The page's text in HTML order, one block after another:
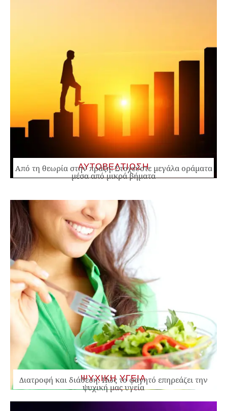
ΑΥΤΟΒΕΛΤΙΩΣΗ
Από τη θεωρία στην πράξη: Στοχεύστε μεγάλα οράματα
μέσα από μικρά βήματα
ΨΥΧΙΚΗ ΥΓΕΙΑ
Διατροφή και διάθεση: Πώς το φαγητό επηρεάζει την
ψυχική μας υγεία